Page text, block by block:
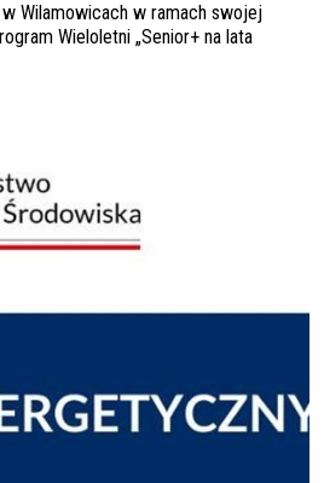
w Wilamowicach w ramach swojej
Wieloletni „Senior+ na lata